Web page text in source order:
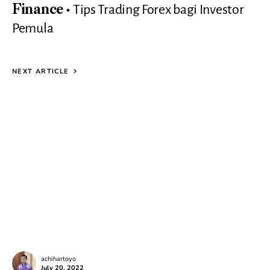
Finance
Tips Trading Forex bagi Investor
Pemula
NEXT ARTICLE
achihartoyo
July 20, 2022